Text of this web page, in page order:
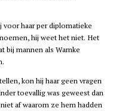
voor haar per diplomatieke
hij weet het niet. Het
bij mannen als Warnke
kon hij haar geen vragen
toevallig was geweest dan
af waarom ze hem hadden